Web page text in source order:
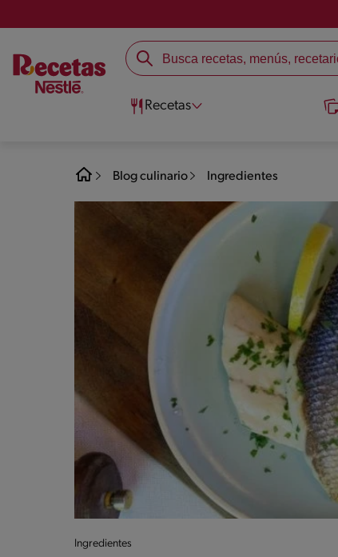
Recetas
Blog culinario Ingredientes
Ingredientes